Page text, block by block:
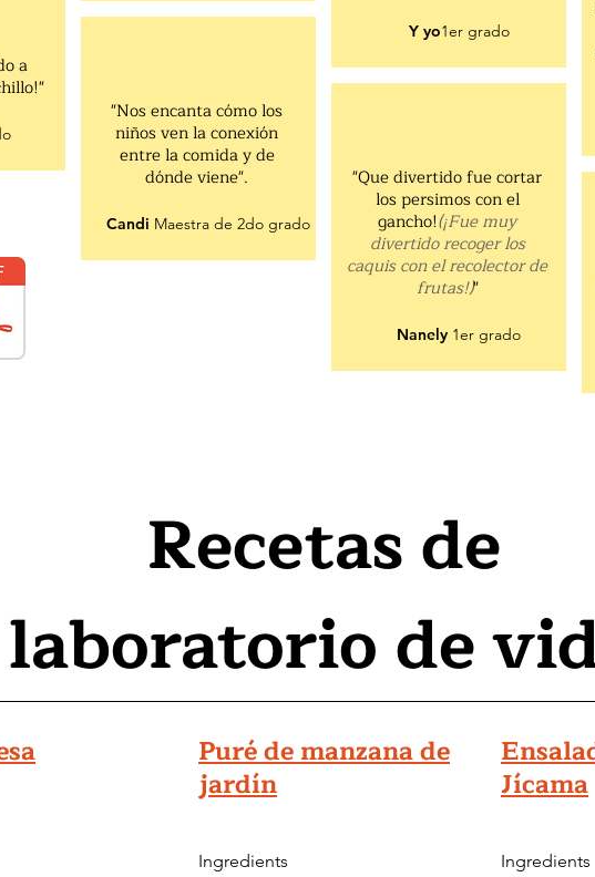
a
"Nos encanta cómo los
niños ven la conexión
entre la comida y de
dónde viene".
Candi Maestra de 2do grado
Y yo1er grado
"Que divertido fue cortar
los persimos con el
gancho!(¡Fue muy
divertido recoger los
caquis con el recolector de
frutas!)"
Nanely 1er grado
Recetas de
laboratorio de
Puré de manzana de
jardín Jícama
Ingredients
Ingredients